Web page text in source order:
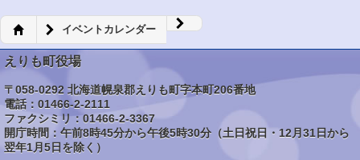
イベントカレンダー
えりも町役場
〒058-0292 北海道幌泉郡えりも町字本町206番地
電話：01466-2-2111
ファクシミリ：01466-2-3367
開庁時間：午前8時45分から午後5時30分（土日祝日・12月31日から
翌年1月5日を除く）